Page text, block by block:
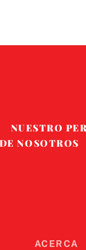
NUESTRO
NOSOTROS
ACERCA